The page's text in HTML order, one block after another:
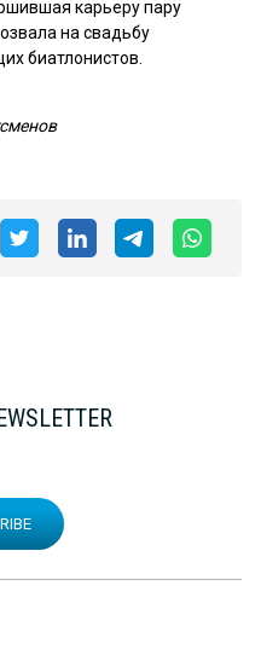
карьеру пару
на свадьбу
биатлонистов.